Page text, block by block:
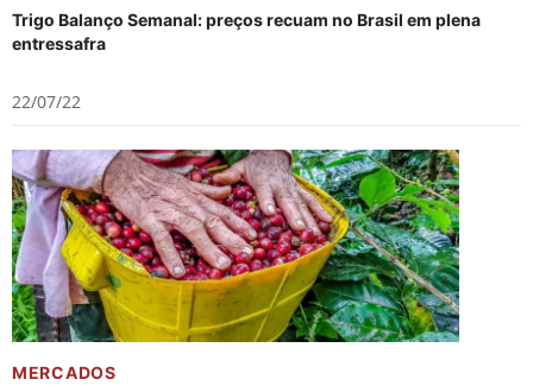
Trigo Balanço Semanal: preços recuam no Brasil em plena
entressafra
22/07/22
MERCADOS